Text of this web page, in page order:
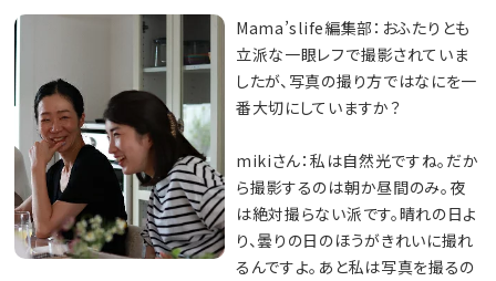
Mama’slife編集部：おふたりとも
立派な一眼レフで撮影されていま
したが、写真の撮り方ではなにを一
番大切にしていますか？
mikiさん：私は自然光ですね。だか
ら撮影するのは朝か昼間のみ。夜
は絶対撮らない派です。晴れの日よ
り、曇りの日のほうがきれいに撮れ
るんですよ。あと私は写真を撮るの